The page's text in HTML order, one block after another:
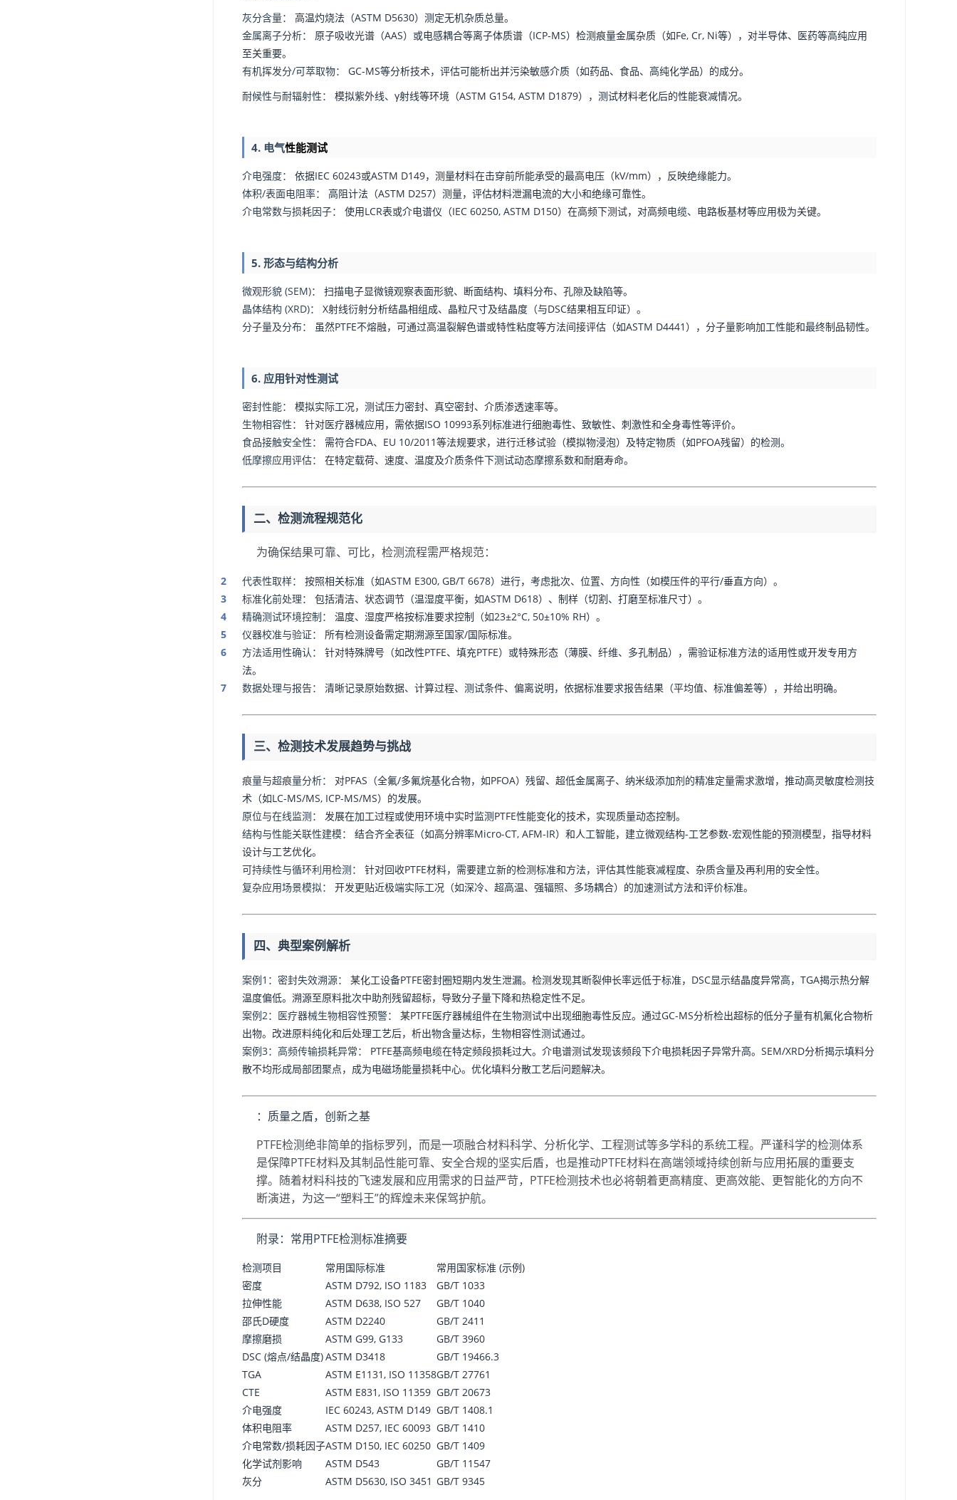
灰分含量：
高温灼烧法（ASTM D5630）测定无机杂质总量。
金属离子分析：
原子吸收光谱（AAS）或电感耦合等离子体质谱（ICP-MS）检测痕量金属杂质（如Fe, Cr, Ni等），对半导体、医药等高纯应用
至关重要。
有机挥发分/可萃取物：
GC-MS等分析技术，评估可能析出并污染敏感介质（如药品、食品、高纯化学品）的成分。
耐候性与耐辐射性：
模拟紫外线、γ射线等环境（ASTM G154, ASTM D1879），测试材料老化后的性能衰减情况。
4. 电气性能测试
介电强度：
依据IEC 60243或ASTM D149，测量材料在击穿前所能承受的最高电压（kV/mm），反映绝缘能力。
体积/表面电阻率：
高阻计法（ASTM D257）测量，评估材料泄漏电流的大小和绝缘可靠性。
介电常数与损耗因子：
使用LCR表或介电谱仪（IEC 60250, ASTM D150）在高频下测试，对高频电缆、电路板基材等应用极为关键。
5. 形态与结构分析
微观形貌 (SEM)：
扫描电子显微镜观察表面形貌、断面结构、填料分布、孔隙及缺陷等。
晶体结构 (XRD)：
X射线衍射分析结晶相组成、晶粒尺寸及结晶度（与DSC结果相互印证）。
分子量及分布：
虽然PTFE不熔融，可通过高温裂解色谱或特性粘度等方法间接评估（如ASTM D4441），分子量影响加工性能和最终制品韧性。
6. 应用针对性测试
密封性能：
模拟实际工况，测试压力密封、真空密封、介质渗透速率等。
生物相容性：
针对医疗器械应用，需依据ISO 10993系列标准进行细胞毒性、致敏性、刺激性和全身毒性等评价。
食品接触安全性：
需符合FDA、EU 10/2011等法规要求，进行迁移试验（模拟物浸泡）及特定物质（如PFOA残留）的检测。
低摩擦应用评估：
在特定载荷、速度、温度及介质条件下测试动态摩擦系数和耐磨寿命。
二、检测流程规范化
为确保结果可靠、可比，检测流程需严格规范：
代表性取样：
按照相关标准（如ASTM E300, GB/T 6678）进行，考虑批次、位置、方向性（如模压件的平行/垂直方向）。
标准化前处理：
包括清洁、状态调节（温湿度平衡，如ASTM D618）、制样（切割、打磨至标准尺寸）。
精确测试环境控制：
温度、湿度严格按标准要求控制（如23±2°C, 50±10% RH）。
仪器校准与验证：
所有检测设备需定期溯源至国家/国际标准。
方法适用性确认：
针对特殊牌号（如改性PTFE、填充PTFE）或特殊形态（薄膜、纤维、多孔制品），需验证标准方法的适用性或开发专用方
法。
数据处理与报告：
清晰记录原始数据、计算过程、测试条件、偏离说明，依据标准要求报告结果（平均值、标准偏差等），并给出明确。
三、检测技术发展趋势与挑战
痕量与超痕量分析：
对PFAS（全氟/多氟烷基化合物，如PFOA）残留、超低金属离子、纳米级添加剂的精准定量需求激增，推动高灵敏度检测技
术（如LC-MS/MS, ICP-MS/MS）的发展。
原位与在线监测：
发展在加工过程或使用环境中实时监测PTFE性能变化的技术，实现质量动态控制。
结构与性能关联性建模：
结合齐全表征（如高分辨率Micro-CT, AFM-IR）和人工智能，建立微观结构-工艺参数-宏观性能的预测模型，指导材料
设计与工艺优化。
可持续性与循环利用检测：
针对回收PTFE材料，需要建立新的检测标准和方法，评估其性能衰减程度、杂质含量及再利用的安全性。
复杂应用场景模拟：
开发更贴近极端实际工况（如深冷、超高温、强辐照、多场耦合）的加速测试方法和评价标准。
四、典型案例解析
案例1：密封失效溯源：
某化工设备PTFE密封圈短期内发生泄漏。检测发现其断裂伸长率远低于标准，DSC显示结晶度异常高，TGA揭示热分解
温度偏低。溯源至原料批次中助剂残留超标，导致分子量下降和热稳定性不足。
案例2：医疗器械生物相容性预警：
某PTFE医疗器械组件在生物测试中出现细胞毒性反应。通过GC-MS分析检出超标的低分子量有机氟化合物析
出物。改进原料纯化和后处理工艺后，析出物含量达标，生物相容性测试通过。
案例3：高频传输损耗异常：
PTFE基高频电缆在特定频段损耗过大。介电谱测试发现该频段下介电损耗因子异常升高。SEM/XRD分析揭示填料分
散不均形成局部团聚点，成为电磁场能量损耗中心。优化填料分散工艺后问题解决。
：质量之盾，创新之基
PTFE检测绝非简单的指标罗列，而是一项融合材料科学、分析化学、工程测试等多学科的系统工程。严谨科学的检测体系
是保障PTFE材料及其制品性能可靠、安全合规的坚实后盾，也是推动PTFE材料在高端领域持续创新与应用拓展的重要支
撑。随着材料科技的飞速发展和应用需求的日益严苛，PTFE检测技术也必将朝着更高精度、更高效能、更智能化的方向不
断演进，为这一“塑料王”的辉煌未来保驾护航。
附录：常用PTFE检测标准摘要
检测项目 常用国际标准
常用国家标准 (示例)
密度
ASTM D792, ISO 1183
GB/T 1033
拉伸性能
ASTM D638, ISO 527
GB/T 1040
邵氏D硬度
ASTM D2240
GB/T 2411
摩擦磨损
ASTM G99, G133
GB/T 3960
DSC (熔点/结晶度)ASTM D3418
GB/T 19466.3
TGA
ASTM E1131, ISO 11358GB/T 27761
CTE
ASTM E831, ISO 11359 GB/T 20673
介电强度
IEC 60243, ASTM D149 GB/T 1408.1
体积电阻率
ASTM D257, IEC 60093 GB/T 1410
介电常数/损耗因子ASTM D150, IEC 60250 GB/T 1409
化学试剂影响
ASTM D543
GB/T 11547
灰分
ASTM D5630, ISO 3451 GB/T 9345